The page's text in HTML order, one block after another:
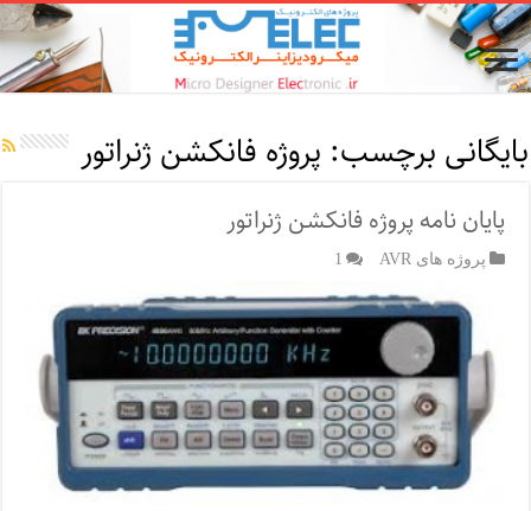
بایگانی برچسب: پروژه فانکشن ژنراتور
پایان نامه پروژه فانکشن ژنراتور
پروژه های AVR 1